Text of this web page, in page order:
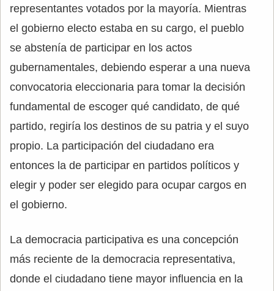
representantes votados por la mayoría. Mientras
el gobierno electo estaba en su cargo, el pueblo
se abstenía de participar en los actos
gubernamentales, debiendo esperar a una nueva
convocatoria eleccionaria para tomar la decisión
fundamental de escoger qué candidato, de qué
partido, regiría los destinos de su patria y el suyo
propio. La participación del ciudadano era
entonces la de participar en partidos políticos y
elegir y poder ser elegido para ocupar cargos en
el gobierno.
La democracia participativa es una concepción
más reciente de la democracia representativa,
donde el ciudadano tiene mayor influencia en la